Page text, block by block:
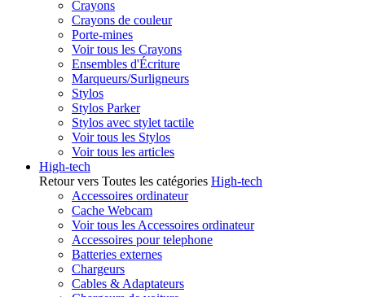
Crayons
Crayons de couleur
Porte-mines
Voir tous les Crayons
Ensembles d'Écriture
Marqueurs/Surligneurs
Stylos
Stylos Parker
Stylos avec stylet tactile
Voir tous les Stylos
Voir tous les articles
High-tech
Retour vers Toutes les catégories High-tech
Accessoires ordinateur
Cache Webcam
Voir tous les Accessoires ordinateur
Accessoires pour telephone
Batteries externes
Chargeurs
Cables & Adaptateurs